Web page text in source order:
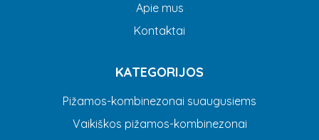
Apie mus
Kontaktai
KATEGORIJOS
Pižamos-kombinezonai suaugusiems
Vaikiškos pižamos-kombinezonai